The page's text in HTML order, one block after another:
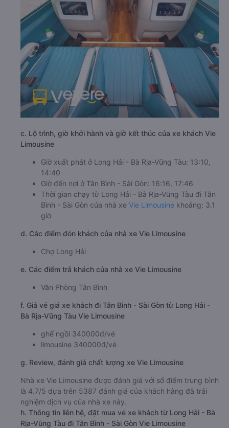
c. Lộ trình, giờ khởi hành và giờ kết thúc của xe khách Vie
Limousine
Giờ xuất phát ở Long Hải - Bà Rịa-Vũng Tàu: 13:10,
14:40
Giờ đến nơi ở Tân Bình - Sài Gòn: 16:16, 17:46
Thời gian chạy từ Long Hải - Bà Rịa-Vũng Tàu đi Tân
Bình - Sài Gòn của nhà xe Vie Limousine khoảng: 3.1
giờ
d. Các điểm đón khách của nhà xe Vie Limousine
Chợ Long Hải
e. Các điểm trả khách của nhà xe Vie Limousine
Văn Phòng Tân Bình
f. Giá vé giá xe khách đi Tân Bình - Sài Gòn từ Long Hải -
Bà Rịa-Vũng Tàu Vie Limousine
ghế ngồi 340000đ/vé
limousine 340000đ/vé
g. Review, đánh giá chất lượng xe Vie Limousine
Nhà xe Vie Limousine được đánh giá với số điểm trung bình
là 4.7/5 dựa trên 5387 đánh giá của khách hàng đã trải
nghiệm dịch vụ của nhà xe này.
h. Thông tin liên hệ, đặt mua vé xe khách từ Long Hải - Bà
Rịa-Vũng Tàu đi Tân Bình - Sài Gòn Vie Limousine